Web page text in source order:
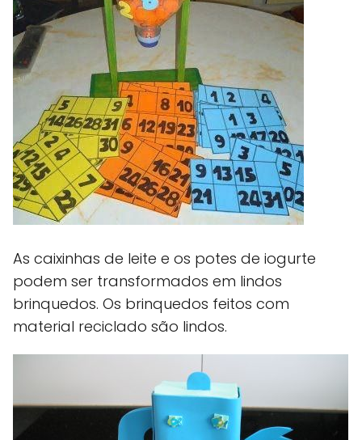
As caixinhas de leite e os potes de iogurte
podem ser transformados em lindos
brinquedos. Os brinquedos feitos com
material reciclado são lindos.